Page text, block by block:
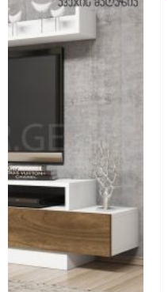
ᲐᲕᲔᲯᲘ
TV კედელი – TV Stands
ლარი